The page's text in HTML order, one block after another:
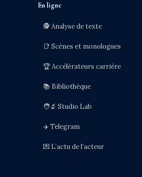
En ligne
🕵️ Analyse de texte
📑 Scènes et monologues
🏆 Accélérateurs carrière
📚 Bibliothèque
🧑‍🔬 Studio Lab
✈️ Telegram
💌 L’actu de l’acteur